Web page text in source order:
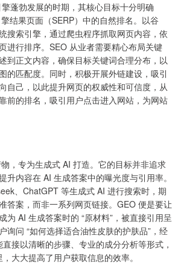
蓬勃发展的时期，其核心目标十分明确
结果页面（SERP）中的自然排名。以谷
搜索引擎，通过爬虫程序抓取网页内容，依
进行排序。SEO 从业者需要精心布局关键
到正文内容，确保目标关键词合理分布，以
的匹配度。同时，积极开展外链建设，吸引
自己，以此提升网页的权威性和可信度，从
前的排名，吸引用户点击进入网站，为网站
，专为生成式 AI 打造。它的目标并非追求
升内容在 AI 生成答案中的曝光度与引用率。
、ChatGPT 等生成式 AI 进行搜索时，期
答案，而非一系列网页链接。GEO 便是要让
为 AI 生成答案时的 “原材料”，被直接引用呈
询问 “如何选择适合油性皮肤的护肤品”，经
接以清晰的步骤、专业的成分分析等形式，
大大提高了用户获取信息的效率。